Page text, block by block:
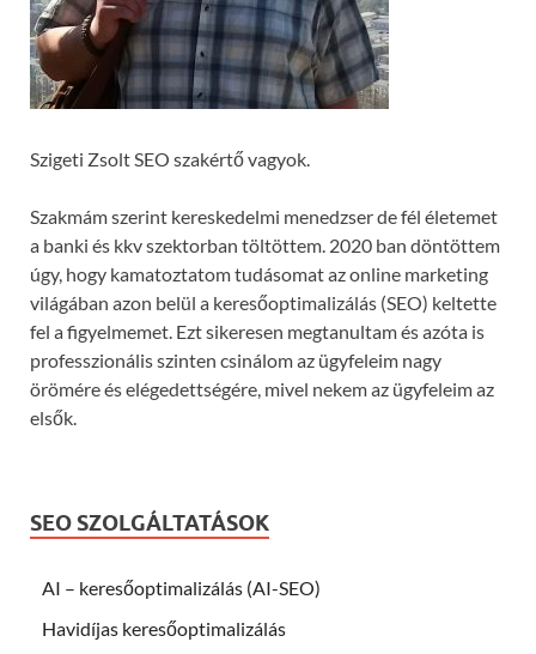
Szigeti Zsolt SEO szakértő vagyok.
Szakmám szerint kereskedelmi menedzser de fél életemet
a banki és kkv szektorban töltöttem. 2020 ban döntöttem
úgy, hogy kamatoztatom tudásomat az online marketing
világában azon belül a keresőoptimalizálás (SEO) keltette
fel a figyelmemet. Ezt sikeresen megtanultam és azóta is
professzionális szinten csinálom az ügyfeleim nagy
örömére és elégedettségére, mivel nekem az ügyfeleim az
elsők.
SEO SZOLGÁLTATÁSOK
AI – keresőoptimalizálás (AI-SEO)
Havidíjas keresőoptimalizálás